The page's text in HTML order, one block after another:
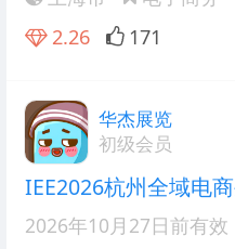
2.26
171
华杰展览
初级会员
IEE2026杭州全域电
2026年10月27日前有效